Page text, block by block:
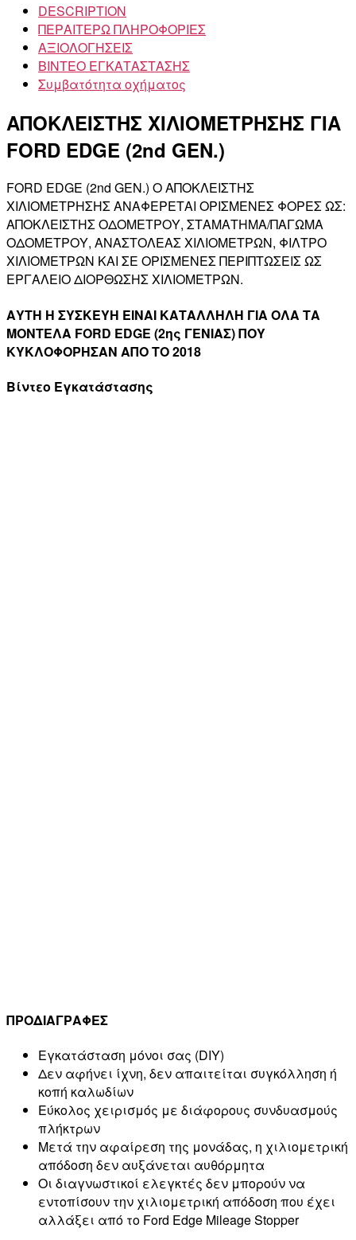
DESCRIPTION
ΠΕΡΑΙΤΕΡΩ ΠΛΗΡΟΦΟΡΙΕΣ
ΑΞΙΟΛΟΓΗΣΕΙΣ
ΒΙΝΤΕΟ ΕΓΚΑΤΑΣΤΑΣΗΣ
Συμβατότητα οχήματος
ΑΠΟΚΛΕΙΣΤΗΣ ΧΙΛΙΟΜΕΤΡΗΣΗΣ ΓΙΑ
FORD EDGE (2nd GEN.)
FORD EDGE (2nd GEN.) Ο ΑΠΟΚΛΕΙΣΤΗΣ
ΧΙΛΙΟΜΕΤΡΗΣΗΣ ΑΝΑΦΕΡΕΤΑΙ ΟΡΙΣΜΕΝΕΣ ΦΟΡΕΣ ΩΣ:
ΑΠΟΚΛΕΙΣΤΗΣ ΟΔΟΜΕΤΡΟΥ, ΣΤΑΜΑΤΗΜΑ/ΠΑΓΩΜΑ
ΟΔΟΜΕΤΡΟΥ, ΑΝΑΣΤΟΛΕΑΣ ΧΙΛΙΟΜΕΤΡΩΝ, ΦΙΛΤΡΟ
ΧΙΛΙΟΜΕΤΡΩΝ ΚΑΙ ΣΕ ΟΡΙΣΜΕΝΕΣ ΠΕΡΙΠΤΩΣΕΙΣ ΩΣ
ΕΡΓΑΛΕΙΟ ΔΙΟΡΘΩΣΗΣ ΧΙΛΙΟΜΕΤΡΩΝ.
ΑΥΤΗ Η ΣΥΣΚΕΥΗ ΕΙΝΑΙ ΚΑΤΑΛΛΗΛΗ ΓΙΑ ΟΛΑ ΤΑ
ΜΟΝΤΕΛΑ FORD EDGE (2ης ΓΕΝΙΑΣ) ΠΟΥ
ΚΥΚΛΟΦΟΡΗΣΑΝ ΑΠΟ ΤΟ 2018
Βίντεο Εγκατάστασης
ΠΡΟΔΙΑΓΡΑΦΕΣ
Εγκατάσταση μόνοι σας (DIY)
Δεν αφήνει ίχνη, δεν απαιτείται συγκόλληση ή
κοπή καλωδίων
Εύκολος χειρισμός με διάφορους συνδυασμούς
πλήκτρων
Μετά την αφαίρεση της μονάδας, η χιλιομετρική
απόδοση δεν αυξάνεται αυθόρμητα
Οι διαγνωστικοί ελεγκτές δεν μπορούν να
εντοπίσουν την χιλιομετρική απόδοση που έχει
αλλάξει από το Ford Edge Mileage Stopper